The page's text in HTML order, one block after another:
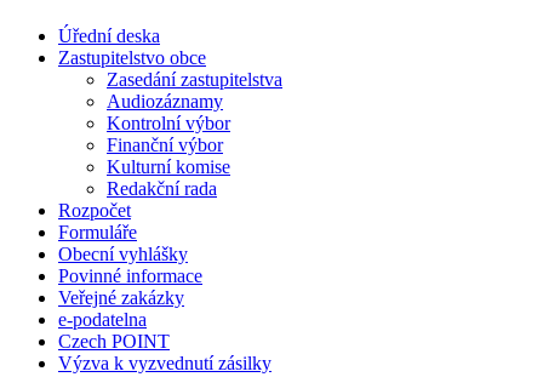
Úřední deska
Zastupitelstvo obce
Zasedání zastupitelstva
Audiozáznamy
Kontrolní výbor
Finanční výbor
Kulturní komise
Redakční rada
Rozpočet
Formuláře
Obecní vyhlášky
Povinné informace
Veřejné zakázky
e-podatelna
Czech POINT
Výzva k vyzvednutí zásilky